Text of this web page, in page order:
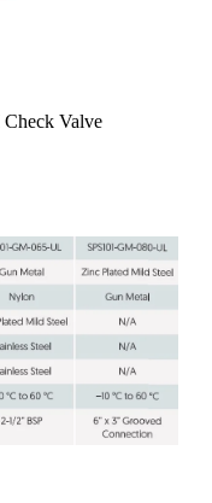
Check Valve